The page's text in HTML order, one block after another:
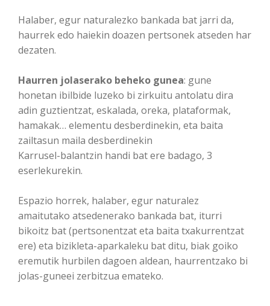
Halaber, egur naturalezko bankada bat jarri da,
haurrek edo haiekin doazen pertsonek atseden har
dezaten.
Haurren jolaserako beheko gunea: gune
honetan ibilbide luzeko bi zirkuitu antolatu dira
adin guztientzat, eskalada, oreka, plataformak,
hamakak… elementu desberdinekin, eta baita
zailtasun maila desberdinekin
Karrusel-balantzin handi bat ere badago, 3
eserlekurekin.
Espazio horrek, halaber, egur naturalez
amaitutako atsedenerako bankada bat, iturri
bikoitz bat (pertsonentzat eta baita txakurrentzat
ere) eta bizikleta-aparkaleku bat ditu, biak goiko
eremutik hurbilen dagoen aldean, haurrentzako bi
jolas-guneei zerbitzua emateko.